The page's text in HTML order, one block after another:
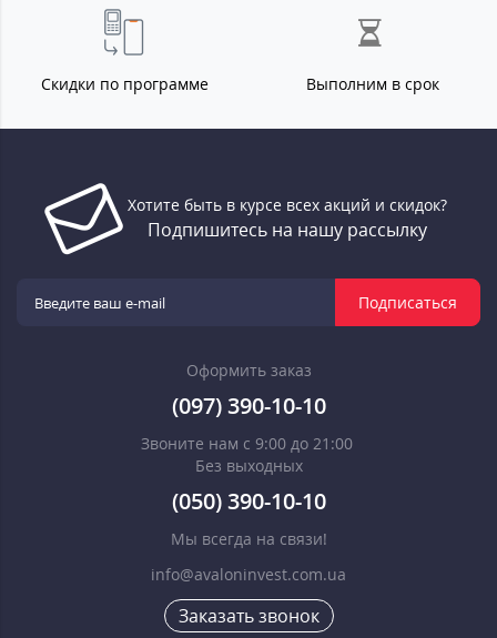
Скидки по программе Выполним в срок
Хотите быть в курсе всех акций и скидок?
Подпишитесь на нашу рассылку
Подписаться
Оформить заказ
(097) 390-10-10
Звоните нам с 9:00 до 21:00
Без выходных
(050) 390-10-10
Мы всегда на связи!
info@avaloninvest.com.ua
Заказать звонок